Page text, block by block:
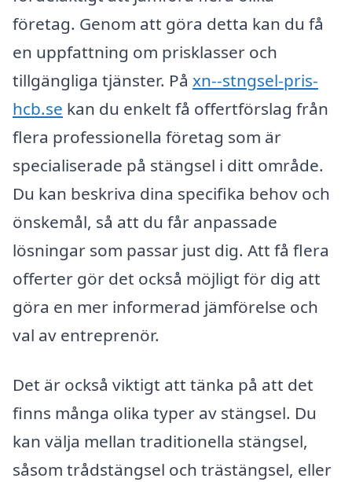
företag. Genom att göra detta kan du få
en uppfattning om prisklasser och
tillgängliga tjänster. På xn--stngsel-pris-
hcb.se kan du enkelt få offertförslag från
flera professionella företag som är
specialiserade på stängsel i ditt område.
Du kan beskriva dina specifika behov och
önskemål, så att du får anpassade
lösningar som passar just dig. Att få flera
offerter gör det också möjligt för dig att
göra en mer informerad jämförelse och
val av entreprenör.
Det är också viktigt att tänka på att det
finns många olika typer av stängsel. Du
kan välja mellan traditionella stängsel,
såsom trådstängsel och trästängsel, eller